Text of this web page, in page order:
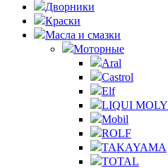
Дворники
Краски
Масла и смазки
Моторные
Aral
Castrol
Elf
LIQUI MOLY
Mobil
ROLF
TAKAYAMA
TOTAL